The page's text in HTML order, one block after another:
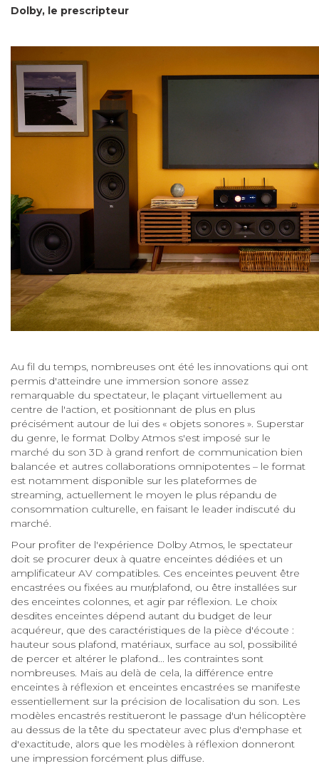
Dolby, le prescripteur
Au fil du temps, nombreuses ont été les innovations qui ont
permis d'atteindre une immersion sonore assez
remarquable du spectateur, le plaçant virtuellement au
centre de l'action, et positionnant de plus en plus
précisément autour de lui des « objets sonores ». Superstar
du genre, le format Dolby Atmos s'est imposé sur le
marché du son 3D à grand renfort de communication bien
balancée et autres collaborations omnipotentes – le format
est notamment disponible sur les plateformes de
streaming, actuellement le moyen le plus répandu de
consommation culturelle, en faisant le leader indiscuté du
marché.
Pour profiter de l'expérience Dolby Atmos, le spectateur
doit se procurer deux à quatre enceintes dédiées et un
amplificateur AV compatibles. Ces enceintes peuvent être
encastrées ou fixées au mur/plafond, ou être installées sur
des enceintes colonnes, et agir par réflexion. Le choix
desdites enceintes dépend autant du budget de leur
acquéreur, que des caractéristiques de la pièce d'écoute :
hauteur sous plafond, matériaux, surface au sol, possibilité
de percer et altérer le plafond... les contraintes sont
nombreuses. Mais au delà de cela, la différence entre
enceintes à réflexion et enceintes encastrées se manifeste
essentiellement sur la précision de localisation du son. Les
modèles encastrés restitueront le passage d'un hélicoptère
au dessus de la tête du spectateur avec plus d'emphase et
d'exactitude, alors que les modèles à réflexion donneront
une impression forcément plus diffuse.